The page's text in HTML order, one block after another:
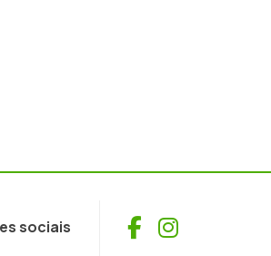
sociais Facebook
Instagram